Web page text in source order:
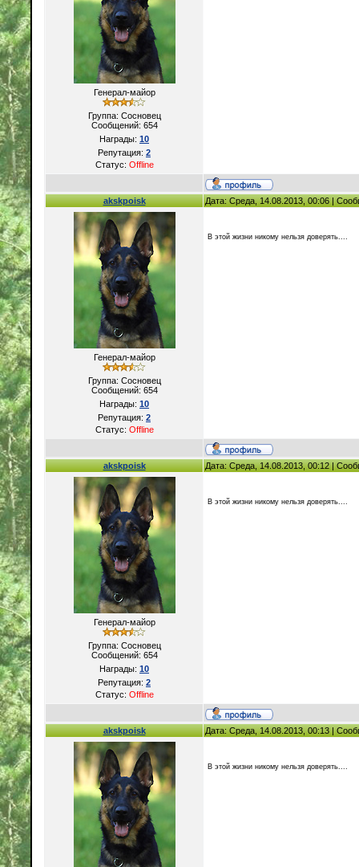
Генерал-майор
Группа: Сосновец
Сообщений: 654
Награды: 10
Репутация: 2
Статус: Offline
akskpoisk Дата: Среда, 14.08.2013, 00:06 |
Генерал-майор
Группа: Сосновец
Сообщений: 654
Награды: 10
Репутация: 2
Статус: Offline
В этой жизни никому нельзя доверять....
akskpoisk Дата: Среда, 14.08.2013, 00:12 |
Генерал-майор
Группа: Сосновец
Сообщений: 654
Награды: 10
Репутация: 2
Статус: Offline
В этой жизни никому нельзя доверять....
akskpoisk Дата: Среда, 14.08.2013, 00:13 |
В этой жизни никому нельзя доверять....